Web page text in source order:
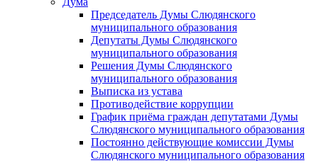
Председатель Думы Слюдянского
муниципального образования
Депутаты Думы Слюдянского
муниципального образования
Решения Думы Слюдянского
муниципального образования
Выписка из устава
Противодействие коррупции
График приёма граждан депутатами Думы
Слюдянского муниципального образования
Постоянно действующие комиссии Думы
Слюдянского муниципального образования